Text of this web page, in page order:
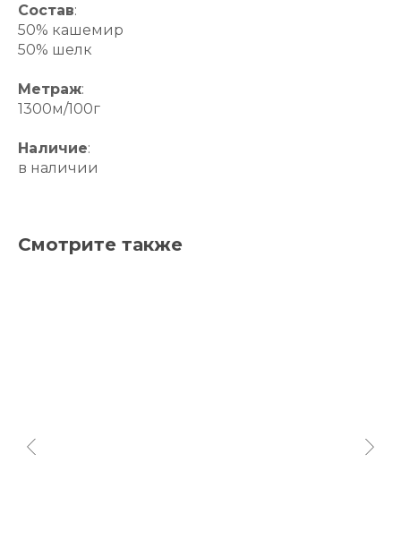
Состав:
50% кашемир
50% шелк
Метраж:
1300м/100г
Наличие:
в наличии
Смотрите также